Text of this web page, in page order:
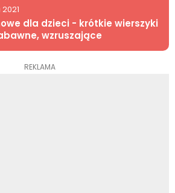
dla dzieci - krótkie wierszyki
wzruszające
REKLAMA